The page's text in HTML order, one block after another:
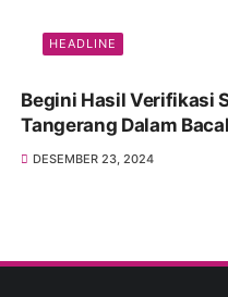
HEADLINE
Begini Hasil Verifikasi
Tangerang Dalam
DESEMBER 23, 2024